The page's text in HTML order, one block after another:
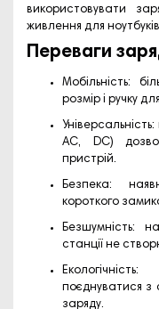
використовувати
живлення для
Переваги
Мобільність:
розмір і ручку
AC, DC)
пристрій.
Безпека:
короткого
Безшумність:
станції не
поєднуватися з
заряду.